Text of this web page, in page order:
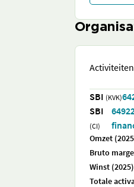
SBI (KVK)
SBI
(CI)
Omzet
Bruto
Winst (2025)
Totale